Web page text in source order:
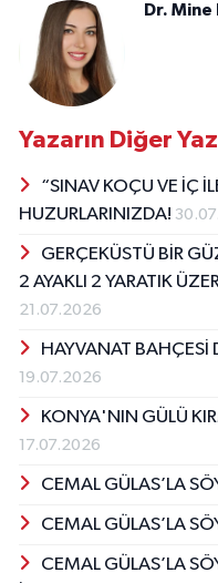
Dr. Mine
Yazarın Diğer
“SINAV KOÇU VE İÇ
HUZURLARINIZDA!
GERÇEKÜSTÜ BİR
2 AYAKLI 2 YARATIK
21.07.2026
HAYVANAT BAHÇESİ
19.07.2026
KONYA'NIN GÜLÜ
17.07.2026
CEMAL GÜLAS’LA
CEMAL GÜLAS’LA
CEMAL GÜLAS’LA